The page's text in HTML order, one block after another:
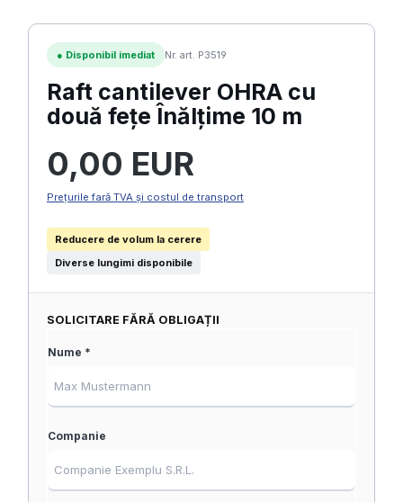
● Disponibil imediat Nr. art. P3519
Raft cantilever OHRA cu
două fețe Înălțime 10 m
0,00 EUR
Prețurile fară TVA și costul de transport
Reducere de volum la cerere
Diverse lungimi disponibile
SOLICITARE FĂRĂ OBLIGAȚII
Nume *
Companie